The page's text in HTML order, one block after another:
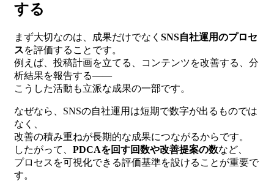
する
まず大切なのは、成果だけでなく SNS自社運用のプロセ
スを評価することです。
例えば、投稿計画を立てる、コンテンツを改善する、分
析結果を報告する――
こうした活動も立派な成果の一部です。
なぜなら、SNSの自社運用は短期で数字が出るものでは
なく、
改善の積み重ねが長期的な成果につながるからです。
したがって、 PDCAを回す回数や改善提案の数など、
プロセスを可視化できる評価基準を設けることが重要で
す。